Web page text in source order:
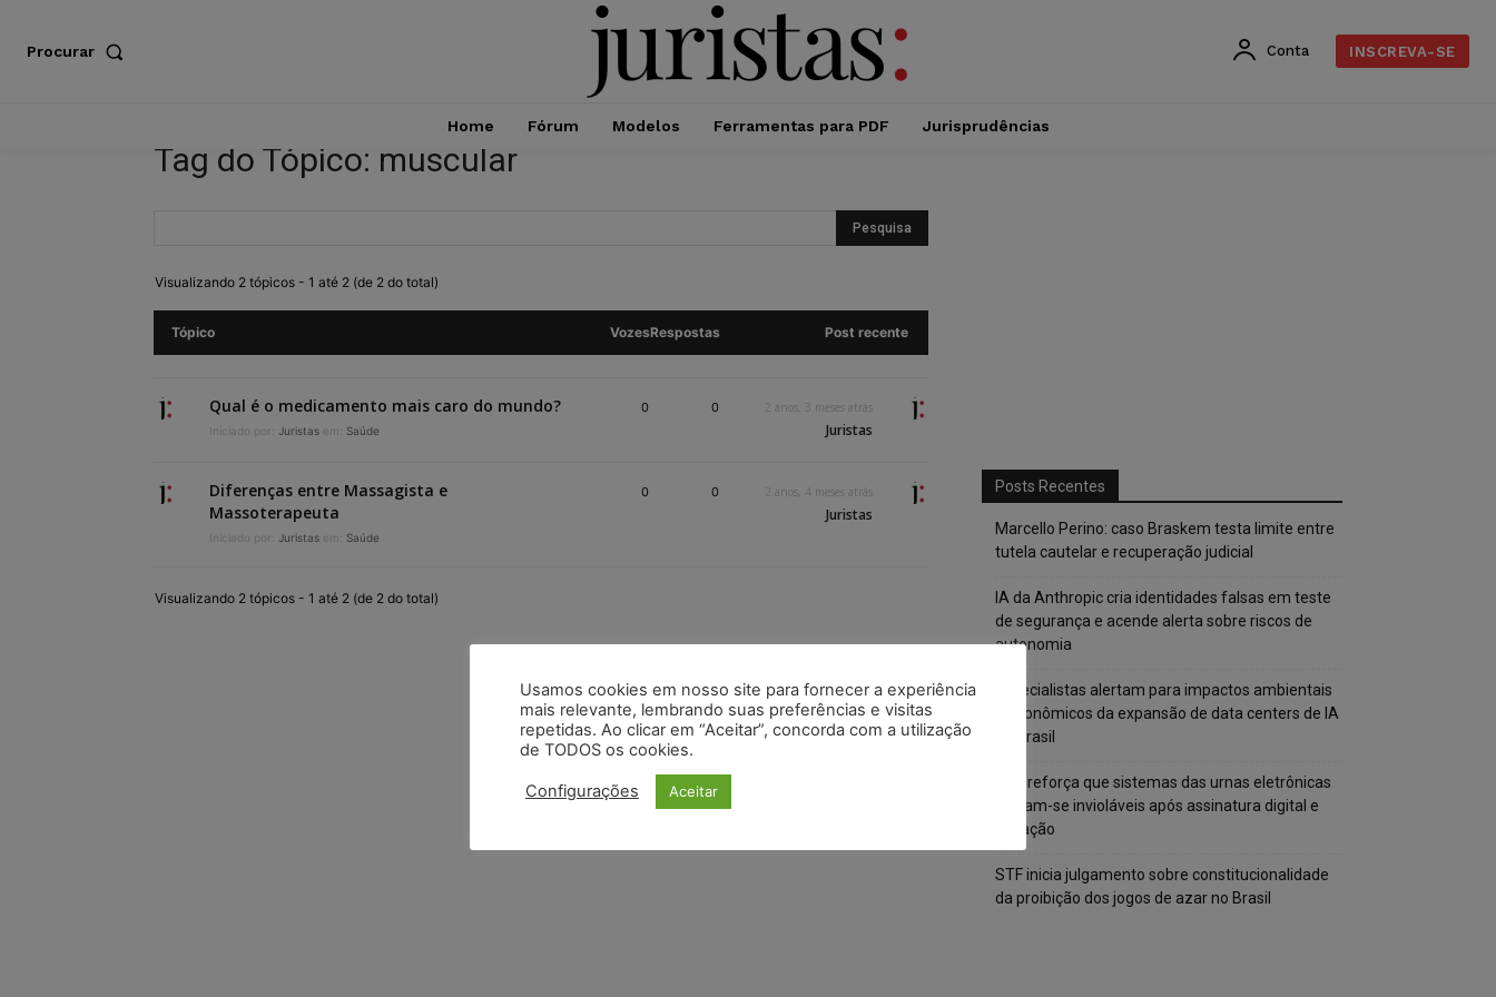
Procurar Conta INSCREVA-SE
Home Fórum Modelos Ferramentas para PDF Jurisprudências
Tag do Tópico: muscular
Visualizando 2 tópicos - 1 até 2 (de 2 do total)
Tópico VozesRespostas Post recente
Qual é o medicamento mais caro do mundo?
Iniciado por: Juristas em: Saúde
0 0 2 anos, 3 meses atrás
Juristas
Diferenças entre Massagista e
Massoterapeuta
Iniciado por: Juristas em: Saúde
0 0 2 anos, 4 meses atrás
Juristas
Visualizando 2 tópicos - 1 até 2 (de 2 do total)
Posts Recentes
Marcello Perino: caso Braskem testa limite entre
tutela cautelar e recuperação judicial
IA da Anthropic cria identidades falsas em teste
de segurança e acende alerta sobre riscos de
autonomia
Especialistas alertam para impactos ambientais
e econômicos da expansão de data centers de IA
no Brasil
TSE reforça que sistemas das urnas eletrônicas
tornam-se invioláveis após assinatura digital e
lacração
STF inicia julgamento sobre constitucionalidade
da proibição dos jogos de azar no Brasil
Usamos cookies em nosso site para fornecer a experiência
mais relevante, lembrando suas preferências e visitas
repetidas. Ao clicar em “Aceitar”, concorda com a utilização
de TODOS os cookies.
Configurações Aceitar